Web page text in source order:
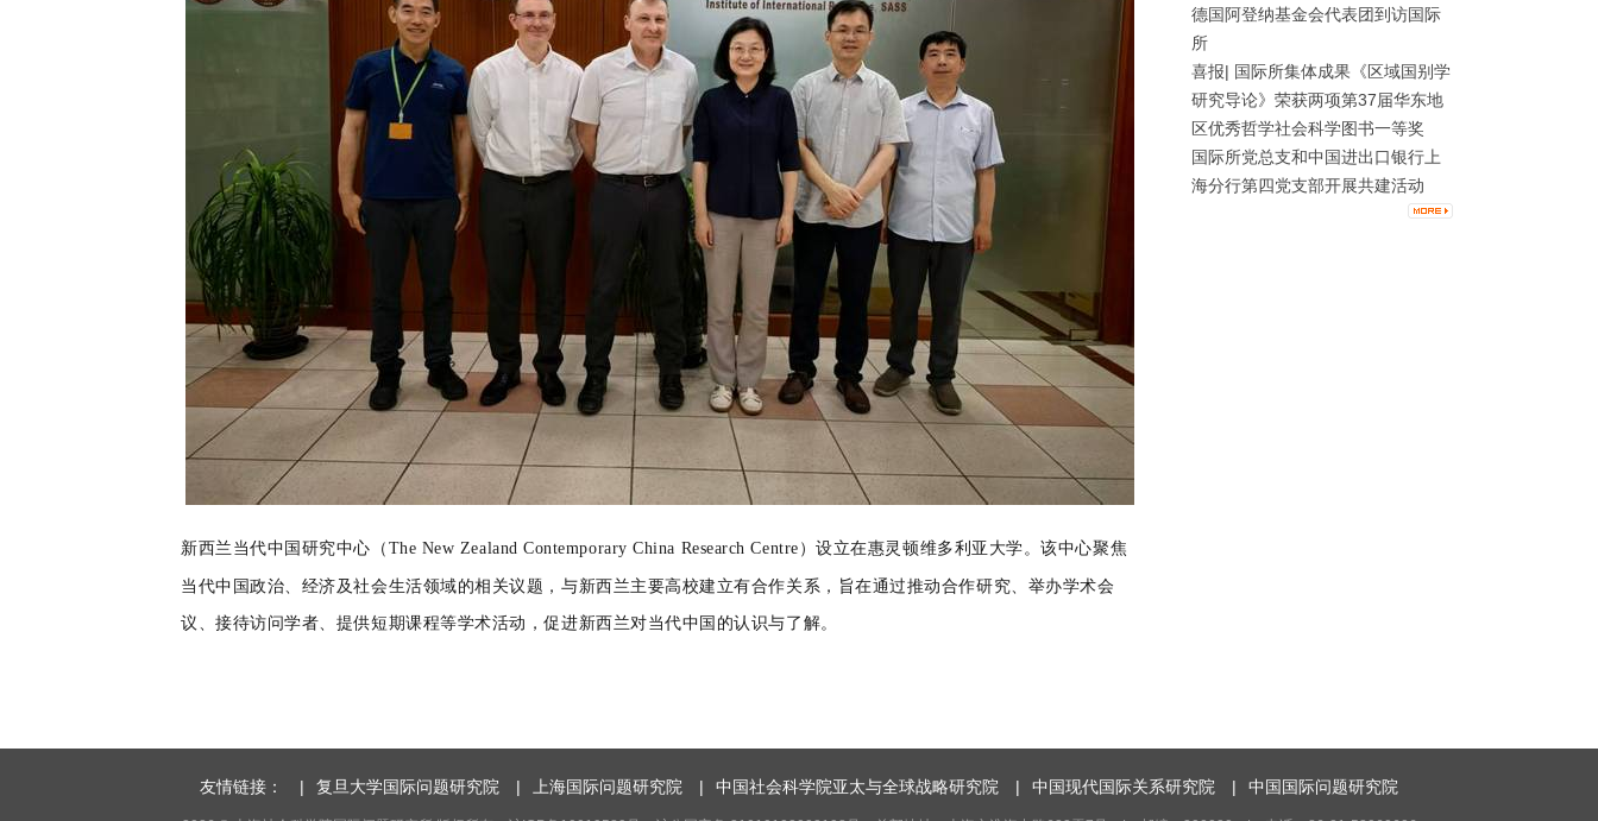
新西兰当代中国研究中心（ The New Zealand Contemporary China Research Centre ）设立在惠灵顿维多利亚大学。该中心聚焦
当代中国政治、经济及社会生活领域的相关议题，与新西兰主要高校建立有合作关系，旨在通过推动合作研究、举办学术会
议、接待访问学者、提供短期课程等学术活动，促进新西兰对当代中国的认识与了解。
德国阿登纳基金会代表团到访国际
所
喜报| 国际所集体成果《区域国别学
研究导论》荣获两项第37届华东地
区优秀哲学社会科学图书一等奖
国际所党总支和中国进出口银行上
海分行第四党支部开展共建活动
友情链接： | 复旦大学国际问题研究院 | 上海国际问题研究院 | 中国社会科学院亚太与全球战略研究院 | 中国现代国际关系研究院 | 中国国际问题研究院